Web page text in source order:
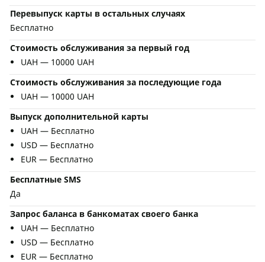
Перевыпуск карты в остальных случаях
Бесплатно
Стоимость обслуживания за первый год
UAH — 10000 UAH
Стоимость обслуживания за последующие года
UAH — 10000 UAH
Выпуск дополнительной карты
UAH — Бесплатно
USD — Бесплатно
EUR — Бесплатно
Бесплатные SMS
Да
Запрос баланса в банкоматах своего банка
UAH — Бесплатно
USD — Бесплатно
EUR — Бесплатно